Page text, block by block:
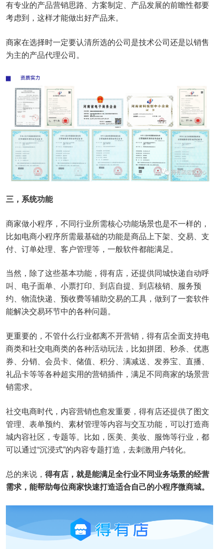
有专业的产品营销思路、方案制定、产品发展的前瞻性都要
考虑到，这样才能做出好产品来。
商家在选择时一定要认清所选的公司是技术公司还是以销售
为主的产品代理公司。
三，系统功能
商家做小程序，不同行业所需核心功能场景也是不一样的，
比如电商小程序所需最基础的功能是商品上下架、交易、支
付、订单处理、客户管理等，一般软件都能满足。
当然，除了这些基本功能，得有店，还提供同城快递自动呼
叫、电子面单、小票打印、到店自提、到店核销、服务预
约、物流快递、预收费等辅助交易的工具，做到了一套软件
能解决交易环节中的各种问题。
更重要的，不管什么行业都离不开营销，得有店全面支持电
商类和社交电商类的各种活动玩法，比如拼团、秒杀、优惠
券、分销、会员卡、储值、积分、满减送、发券宝、直播、
礼品卡等等各种超实用的营销插件，满足不同商家的场景营
销需求。
社交电商时代，内容营销也愈发重要，得有店还提供了图文
管理、表单预约、素材管理等内容与交互功能，可以打造商
城内容社区，专题等。比如，医美、美妆、服饰等行业，都
可以通过“沉浸式”的内容专题打造，去刺激用户转化。
总的来说， 得有店，就是能满足全行业不同业务场景的经营
需求，能帮助每位商家快速打造适合自己的小程序微商城。